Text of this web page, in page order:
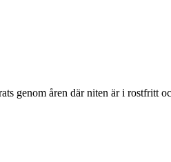
genom åren där niten är i rostfritt